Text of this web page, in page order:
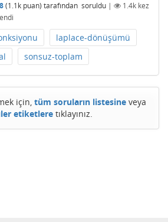
(1.1kpuan) tarafından soruldu | 1.4kkez
laplace-dönüşümü
sonsuz-toplam
için, tüm soruların listesine veya
etiketlere tıklayınız.